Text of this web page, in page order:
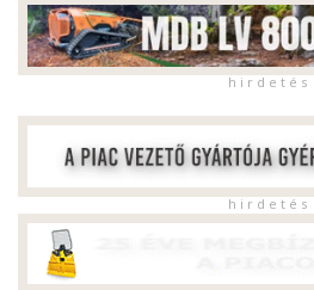
h i r d e t é s
h i r d e t é s